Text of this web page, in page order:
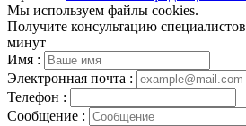
Мы используем файлы cookies.
Получите консультацию специалистов
минут
Имя :
Электронная почта :
Телефон :
Сообщение :